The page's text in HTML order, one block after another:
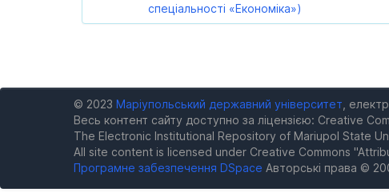
спеціальності «Економіка»)
© 2023 Маріупольський державний університет ,
Весь контент сайту доступно за ліцензією: Creative
The Electronic Institutional Repository of Mariupol State
All site content is licensed under Creative Commons
Програмне забезпечення DSpace Авторські права ©